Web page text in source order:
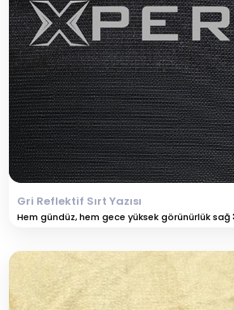
Gri Reflektif Sırt Yazısı
Hem gündüz, hem gece yüksek görünürlük sağ